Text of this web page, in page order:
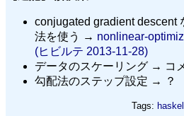
conjugated gradient descent
法を使う → nonlinear-
(ヒビルテ 2013-11-28)
データのスケーリング → コ
勾配法のステップ設定 → ？
Tags: haskell